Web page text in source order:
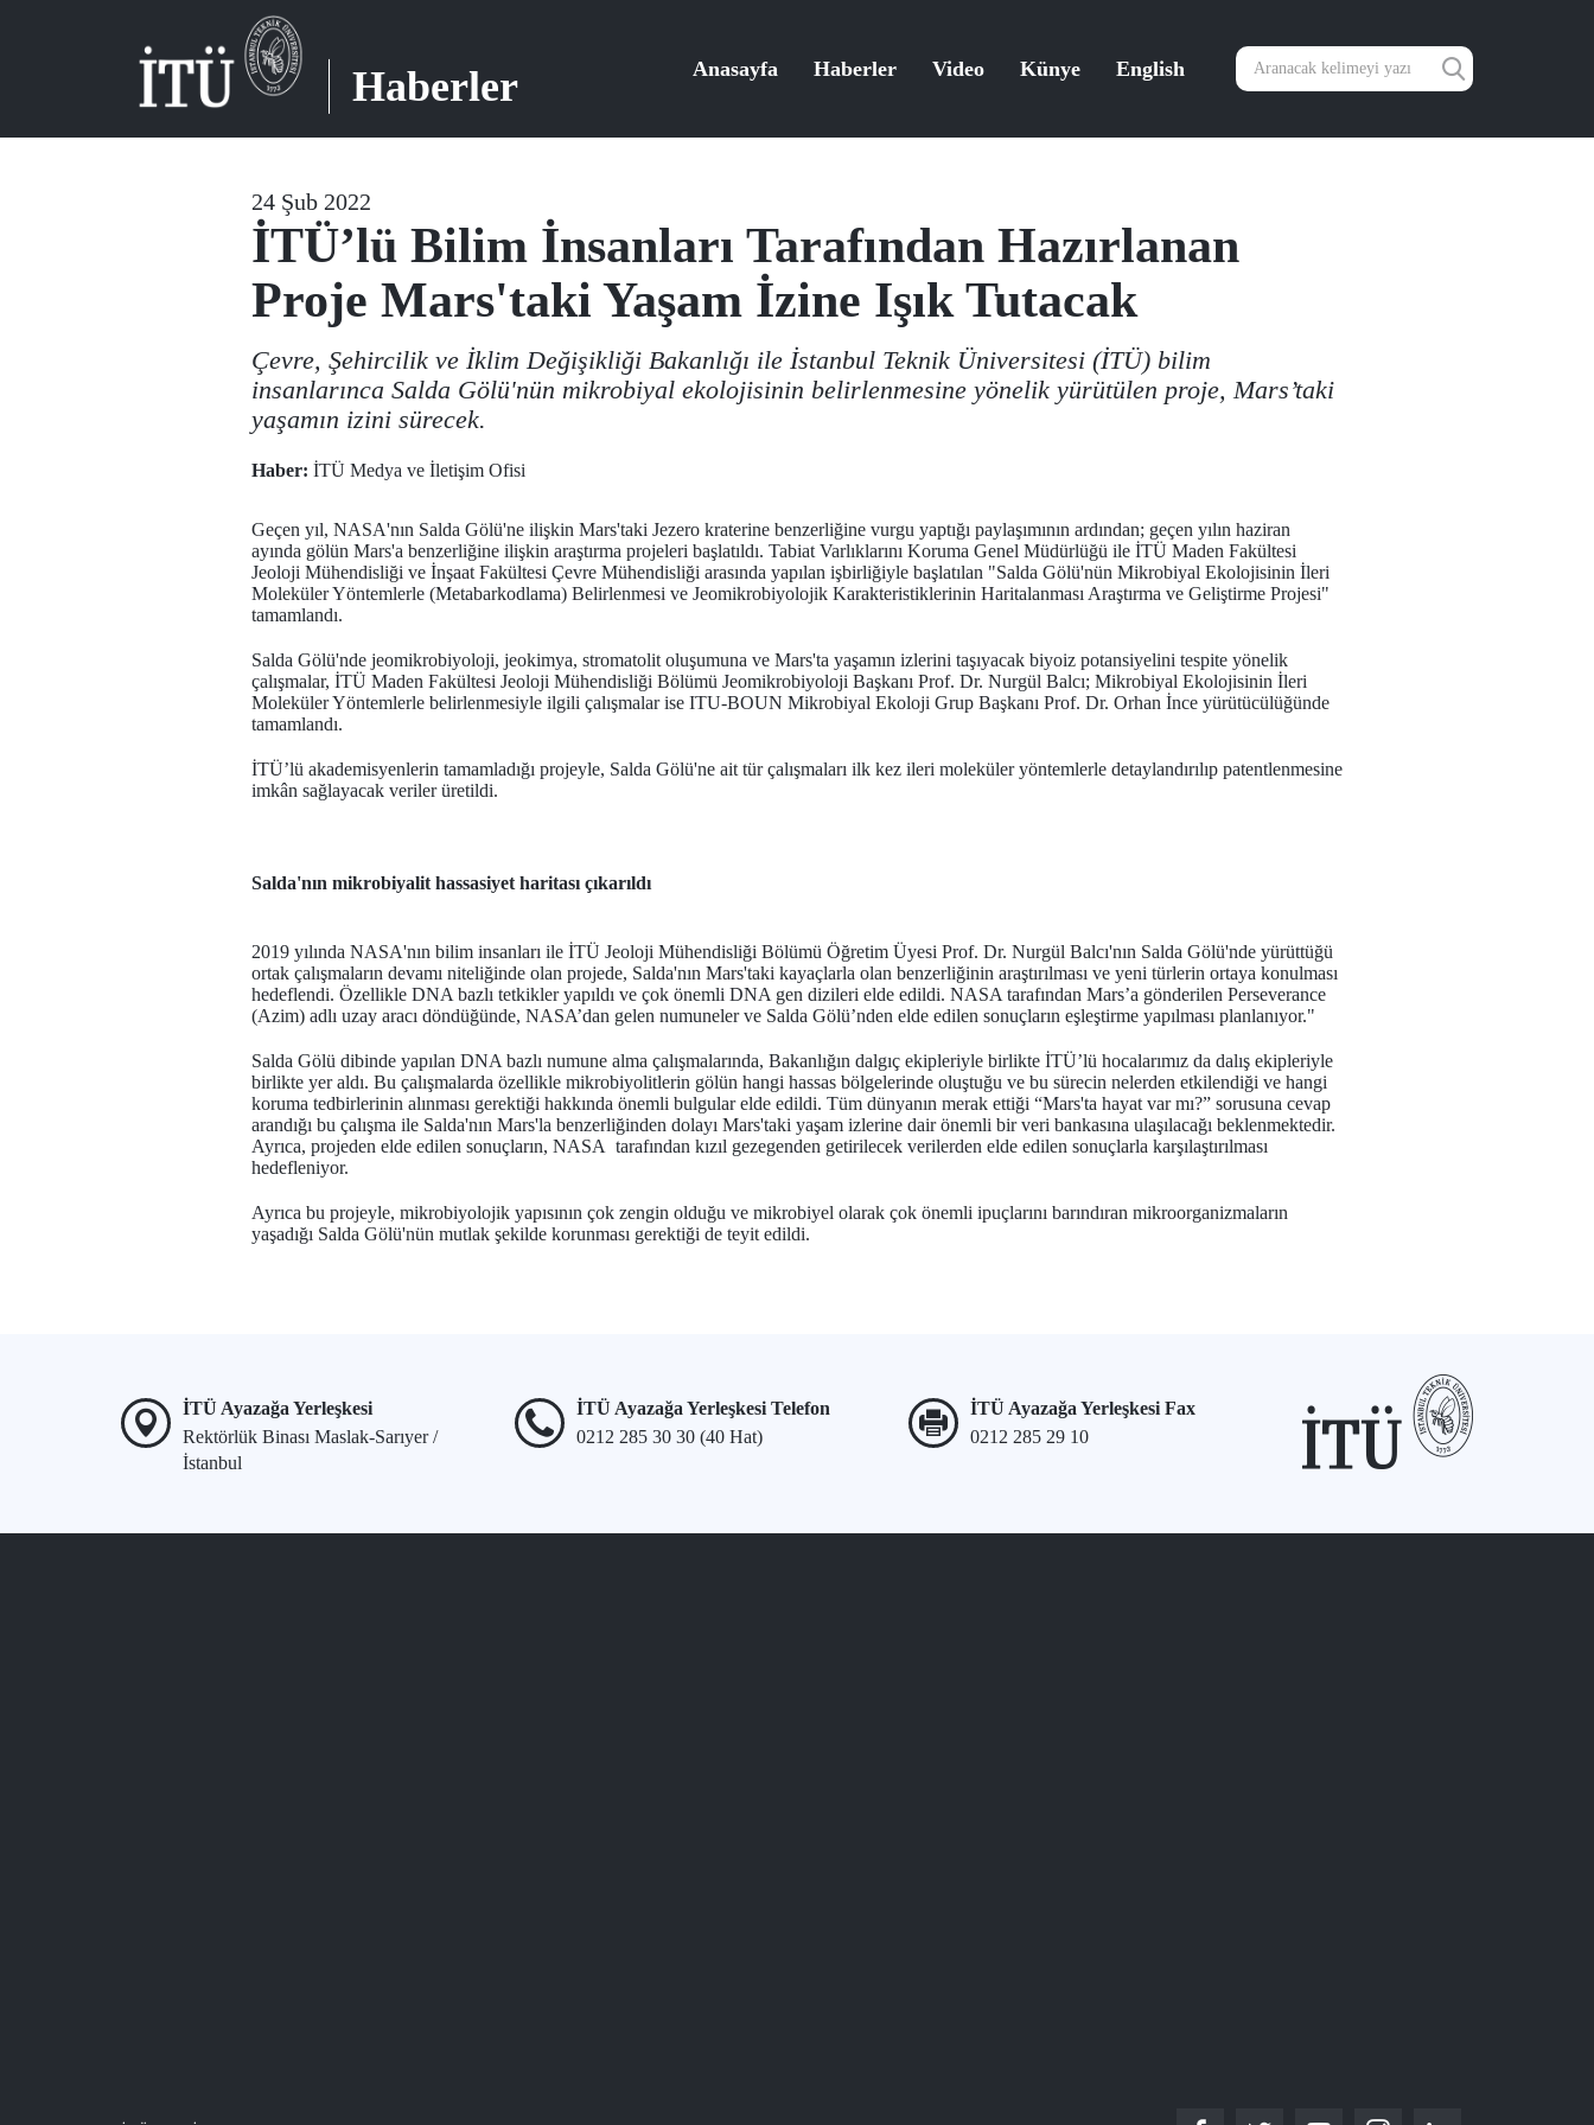
Haberler Anasayfa Haberler Video Künye English
24 Şub 2022
İTÜ’lü Bilim İnsanları Tarafından Hazırlanan
Proje Mars'taki Yaşam İzine Işık Tutacak
Çevre, Şehircilik ve İklim Değişikliği Bakanlığı ile İstanbul Teknik Üniversitesi (İTÜ) bilim
insanlarınca Salda Gölü'nün mikrobiyal ekolojisinin belirlenmesine yönelik yürütülen proje, Mars’taki
yaşamın izini sürecek.
Haber: İTÜ Medya ve İletişim Ofisi
Geçen yıl, NASA'nın Salda Gölü'ne ilişkin Mars'taki Jezero kraterine benzerliğine vurgu yaptığı paylaşımının ardından; geçen yılın haziran
ayında gölün Mars'a benzerliğine ilişkin araştırma projeleri başlatıldı. Tabiat Varlıklarını Koruma Genel Müdürlüğü ile İTÜ Maden Fakültesi
Jeoloji Mühendisliği ve İnşaat Fakültesi Çevre Mühendisliği arasında yapılan işbirliğiyle başlatılan "Salda Gölü'nün Mikrobiyal Ekolojisinin İleri
Moleküler Yöntemlerle (Metabarkodlama) Belirlenmesi ve Jeomikrobiyolojik Karakteristiklerinin Haritalanması Araştırma ve Geliştirme Projesi"
tamamlandı.
Salda Gölü'nde jeomikrobiyoloji, jeokimya, stromatolit oluşumuna ve Mars'ta yaşamın izlerini taşıyacak biyoiz potansiyelini tespite yönelik
çalışmalar, İTÜ Maden Fakültesi Jeoloji Mühendisliği Bölümü Jeomikrobiyoloji Başkanı Prof. Dr. Nurgül Balcı; Mikrobiyal Ekolojisinin İleri
Moleküler Yöntemlerle belirlenmesiyle ilgili çalışmalar ise ITU-BOUN Mikrobiyal Ekoloji Grup Başkanı Prof. Dr. Orhan İnce yürütücülüğünde
tamamlandı.
İTÜ’lü akademisyenlerin tamamladığı projeyle, Salda Gölü'ne ait tür çalışmaları ilk kez ileri moleküler yöntemlerle detaylandırılıp patentlenmesine
imkân sağlayacak veriler üretildi.
Salda'nın mikrobiyalit hassasiyet haritası çıkarıldı
2019 yılında NASA'nın bilim insanları ile İTÜ Jeoloji Mühendisliği Bölümü Öğretim Üyesi Prof. Dr. Nurgül Balcı'nın Salda Gölü'nde yürüttüğü
ortak çalışmaların devamı niteliğinde olan projede, Salda'nın Mars'taki kayaçlarla olan benzerliğinin araştırılması ve yeni türlerin ortaya konulması
hedeflendi. Özellikle DNA bazlı tetkikler yapıldı ve çok önemli DNA gen dizileri elde edildi. NASA tarafından Mars’a gönderilen Perseverance
(Azim) adlı uzay aracı döndüğünde, NASA’dan gelen numuneler ve Salda Gölü’nden elde edilen sonuçların eşleştirme yapılması planlanıyor."
Salda Gölü dibinde yapılan DNA bazlı numune alma çalışmalarında, Bakanlığın dalgıç ekipleriyle birlikte İTÜ’lü hocalarımız da dalış ekipleriyle
birlikte yer aldı. Bu çalışmalarda özellikle mikrobiyolitlerin gölün hangi hassas bölgelerinde oluştuğu ve bu sürecin nelerden etkilendiği ve hangi
koruma tedbirlerinin alınması gerektiği hakkında önemli bulgular elde edildi. Tüm dünyanın merak ettiği “Mars'ta hayat var mı?” sorusuna cevap
arandığı bu çalışma ile Salda'nın Mars'la benzerliğinden dolayı Mars'taki yaşam izlerine dair önemli bir veri bankasına ulaşılacağı beklenmektedir.
Ayrıca, projeden elde edilen sonuçların, NASA tarafından kızıl gezegenden getirilecek verilerden elde edilen sonuçlarla karşılaştırılması
hedefleniyor.
Ayrıca bu projeyle, mikrobiyolojik yapısının çok zengin olduğu ve mikrobiyel olarak çok önemli ipuçlarını barındıran mikroorganizmaların
yaşadığı Salda Gölü'nün mutlak şekilde korunması gerektiği de teyit edildi.
İTÜ Ayazağa Yerleşkesi
Rektörlük Binası Maslak-Sarıyer /
İstanbul
İTÜ Ayazağa Yerleşkesi Telefon
0212 285 30 30 (40 Hat)
İTÜ Ayazağa Yerleşkesi Fax
0212 285 29 10